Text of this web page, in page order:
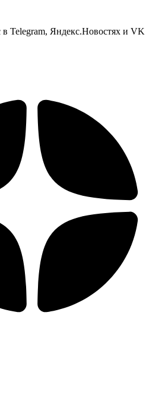
Telegram, Яндекс.Новостях и VK